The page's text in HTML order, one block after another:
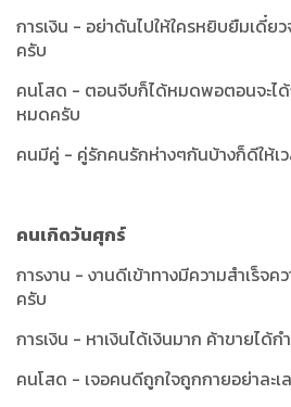
การเงิน - อย่าดันไปให้ใครหยิบยืมเดี๋ยว
ครับ
คนโสด - ตอนจีบก็ได้หมดพอตอนจะไ
หมดครับ
คนมีคู่ - คู่รักคนรักห่างๆกันบ้างก็ดีให้เว
คนเกิดวันศุกร์
การงาน - งานดีเข้าทางมีความสำเร็จ
ครับ
การเงิน - หาเงินได้เงินมาก ค้าขายได้
คนโสด - เจอคนดีถูกใจถูกกายอย่าละเ